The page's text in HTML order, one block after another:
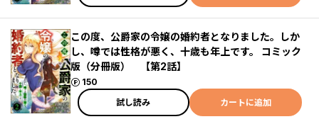
この度、公爵家の令嬢の婚約者となりました。しか
し、噂では性格が悪く、十歳も年上です。 コミック
版（分冊版） 【第2話】
150
ポイント
試し読み
カートに追加